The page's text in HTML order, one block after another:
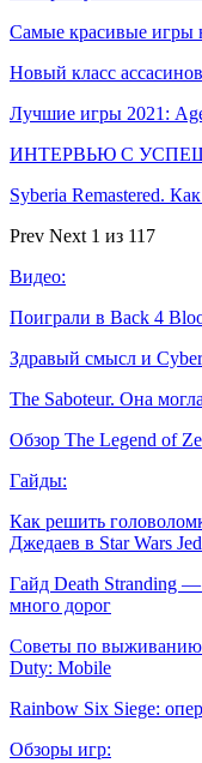
Самые красивые игры
Новый класс
Лучшие игры 2021:
ИНТЕРВЬЮ С
Syberia Remastered.
Prev Next 1 из 117
Видео:
Поиграли в Back 4
Здравый смысл и
The Saboteur. Она
Обзор The Legend of
Гайды:
Как решить
Джедаев в Star Wars
Гайд Death Stranding
много дорог
Советы по
Duty: Mobile
Rainbow Six Siege:
Обзоры игр: